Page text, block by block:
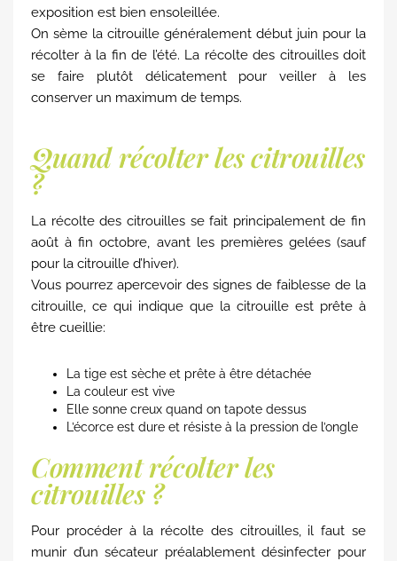
exposition est bien ensoleillée.
On sème la citrouille généralement début juin pour la
récolter à la fin de l’été. La récolte des citrouilles doit
se faire plutôt délicatement pour veiller à les
conserver un maximum de temps.
Quand récolter les citrouilles
?
La récolte des citrouilles se fait principalement de fin
août à fin octobre, avant les premières gelées (sauf
pour la citrouille d’hiver).
Vous pourrez apercevoir des signes de faiblesse de la
citrouille, ce qui indique que la citrouille est prête à
être cueillie:
La tige est sèche et prête à être détachée
La couleur est vive
Elle sonne creux quand on tapote dessus
L’écorce est dure et résiste à la pression de l’ongle
Comment récolter les
citrouilles ?
Pour procéder à la récolte des citrouilles, il faut se
munir d’un sécateur préalablement désinfecter pour